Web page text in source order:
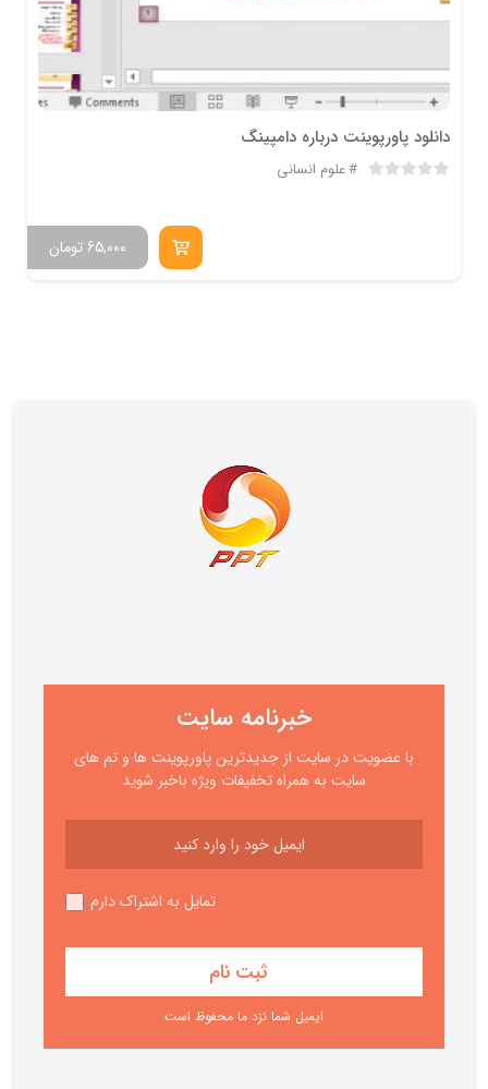
دانلود پاورپوینت درباره دامپينگ
علوم انسانی
تومان 65,000
خبرنامه سایت
با عضویت در سایت از جدیدترین پاورپوینت ها و تم های
سایت به همراه تخفیفات ویژه باخبر شوید
تمایل به اشتراک دارم
ایمیل شما نزد ما محفوظ است